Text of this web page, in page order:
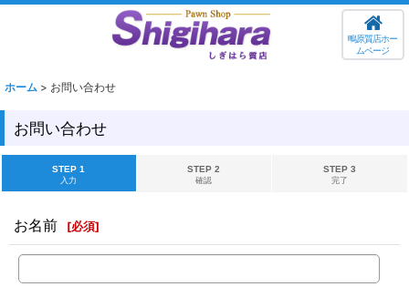
鴫原質店ホー
ムページ
ホーム > お問い合わせ
お問い合わせ
STEP 1
入力
STEP 2
確認
STEP 3
完了
お名前 [必須]